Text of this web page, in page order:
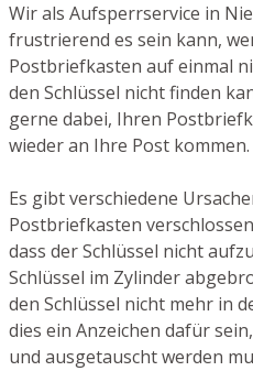
Wir als Aufsperrservice in
frustrierend es sein kann,
Postbriefkasten auf einmal
den Schlüssel nicht finden
gerne dabei, Ihren
wieder an Ihre Post kommen.
Es gibt verschiedene
Postbriefkasten
dass der Schlüssel nicht
Schlüssel im Zylinder
den Schlüssel nicht mehr in
dies ein Anzeichen dafür
und ausgetauscht werden